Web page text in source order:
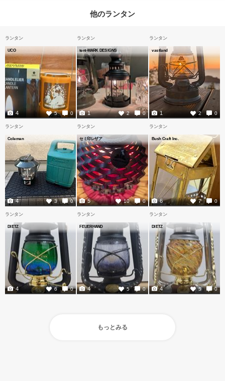
他のランタン
ランタン
UCO
5 0
4
ランタン
tent-MARK DESIGNS
2 0
1
ランタン
vastland
2 0
1
ランタン
Coleman
3 0
4
ランタン
セミ印レザア
10 0
5
ランタン
Bush Craft Inc.
7 0
6
ランタン
DIETZ
6 0
4
ランタン
FEUERHAND
5 0
4
ランタン
DIETZ
5 0
4
もっとみる